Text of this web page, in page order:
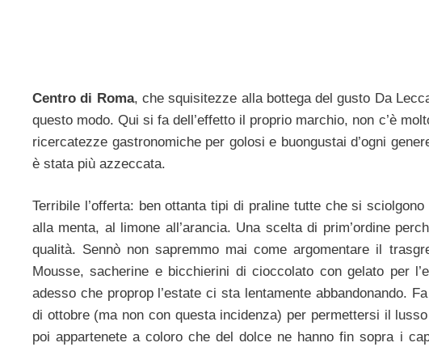
Centro di Roma, che squisitezze alla bottega del gusto Da
questo modo. Qui si fa dell’effetto il proprio marchio, non c’è
ricercatezze gastronomiche per golosi e buongustai d’ogni
è stata più azzeccata.
Terribile l’offerta: ben ottanta tipi di praline tutte che si
alla menta, al limone all’arancia. Una scelta di prim’ordine
qualità. Sennò non sapremmo mai come argomentare il
Mousse, sacherine e bicchierini di cioccolato con gelato per
adesso che proprop l’estate ci sta lentamente abbandonando.
di ottobre (ma non con questa incidenza) per permettersi il
poi appartenete a coloro che del dolce ne hanno fin sopra i